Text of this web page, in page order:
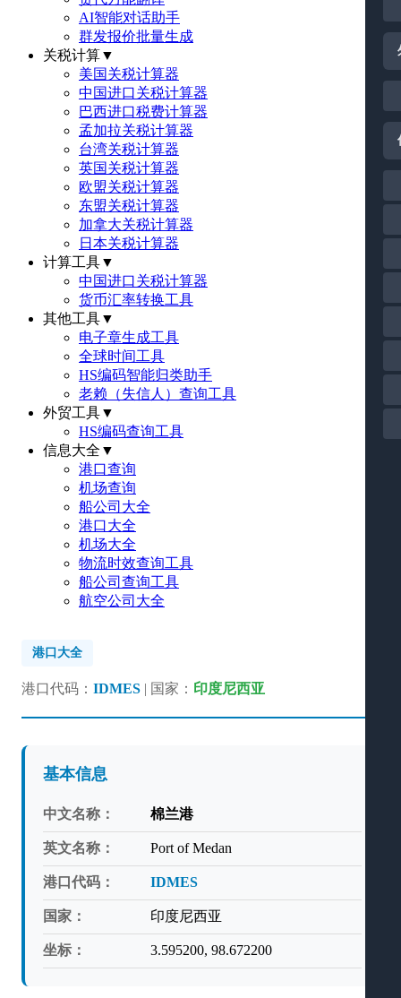
AI智能对话助手
群发报价批量生成
关税计算▼
美国关税计算器
中国进口关税计算器
巴西进口税费计算器
孟加拉关税计算器
台湾关税计算器
英国关税计算器
欧盟关税计算器
东盟关税计算器
加拿大关税计算器
日本关税计算器
计算工具▼
中国进口关税计算器
货币汇率转换工具
其他工具▼
电子章生成工具
全球时间工具
HS编码智能归类助手
老赖（失信人）查询工具
外贸工具▼
HS编码查询工具
信息大全 ▼
港口查询
机场查询
船公司大全
港口大全
机场大全
物流时效查询工具
船公司查询工具
航空公司大全
港口大全
港口代码： IDMES | 国家： 印度尼西亚
基本信息
中文名称： 棉兰港
英文名称： Port of Medan
港口代码： IDMES
国家： 印度尼西亚
坐标： 3.595200, 98.672200